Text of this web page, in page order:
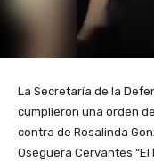
La Secretaría de la
cumplieron una orden
contra de Rosalinda
Oseguera Cervantes